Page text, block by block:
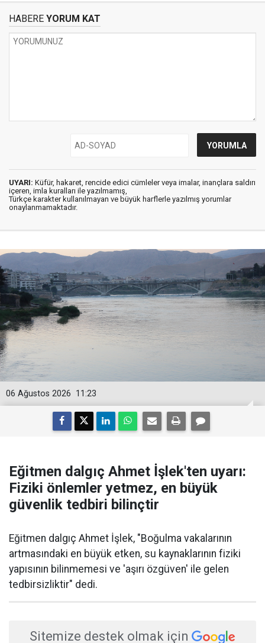
HABERE YORUM KAT
UYARI: Küfür, hakaret, rencide edici cümleler veya imalar, inançlara saldırı
içeren, imla kuralları ile yazılmamış,
Türkçe karakter kullanılmayan ve büyük harflerle yazılmış yorumlar
onaylanmamaktadır.
11:23
06 Ağustos 2026
Eğitmen dalgıç Ahmet İşlek'ten uyarı:
Fiziki önlemler yetmez, en büyük
güvenlik tedbiri bilinçtir
Eğitmen dalgıç Ahmet İşlek, "Boğulma vakalarının
artmasındaki en büyük etken, su kaynaklarının fiziki
yapısının bilinmemesi ve 'aşırı özgüven' ile gelen
tedbirsizliktir" dedi.
Sitemize destek olmak için